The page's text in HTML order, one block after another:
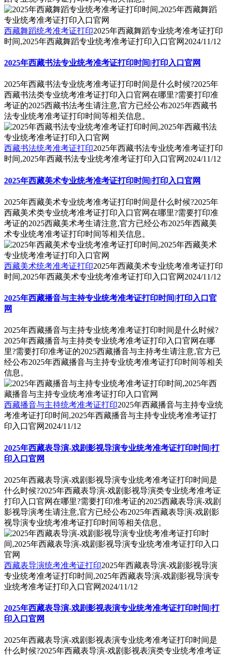
西藏舞蹈统考准考证打印2025年西藏舞蹈专业统考准考证打印
时间,2025年西藏舞蹈专业统考准考证打印入口官网 2024/11/12
2025年西藏书法专业统考准考证打印时间|打印入口官网
2025年西藏书法专业统考准考证打印时间是什么时候?2025年
西藏书法类专业统考准考证打印入口官网在哪里?需要打印准
考证的2025西藏书法考生请注意,官方已经公布2025年西藏书
法专业统考准考证打印时间等相关信息。
西藏书法统考准考证打印2025年西藏书法专业统考准考证打印
时间,2025年西藏书法专业统考准考证打印入口官网 2024/11/12
2025年西藏美术专业统考准考证打印时间|打印入口官网
2025年西藏美术专业统考准考证打印时间是什么时候?2025年
西藏美术类专业统考准考证打印入口官网在哪里?需要打印准
考证的2025西藏美术考生请注意,官方已经公布2025年西藏美
术专业统考准考证打印时间等相关信息。
西藏美术统考准考证打印2025年西藏美术专业统考准考证打印
时间,2025年西藏美术专业统考准考证打印入口官网 2024/11/12
2025年西藏播音与主持专业统考准考证打印时间|打印入口官
网
2025年西藏播音与主持专业统考准考证打印时间是什么时候?
2025年西藏播音与主持类专业统考准考证打印入口官网在哪
里?需要打印准考证的2025西藏播音与主持考生请注意,官方已
经公布2025年西藏播音与主持专业统考准考证打印时间等相关
信息。
西藏播音与主持统考准考证打印2025年西藏播音与主持专业统
考准考证打印时间,2025年西藏播音与主持专业统考准考证打
印入口官网 2024/11/12
2025年西藏表导演-戏剧影视导演专业统考准考证打印时间|打
印入口官网
2025年西藏表导演-戏剧影视导演专业统考准考证打印时间是
什么时候?2025年西藏表导演-戏剧影视导演类专业统考准考证
打印入口官网在哪里?需要打印准考证的2025西藏表导演-戏剧
影视导演考生请注意,官方已经公布2025年西藏表导演-戏剧影
视导演专业统考准考证打印时间等相关信息。
西藏表导演统考准考证打印2025年西藏表导演-戏剧影视导演
专业统考准考证打印时间,2025年西藏表导演-戏剧影视导演专
业统考准考证打印入口官网 2024/11/12
2025年西藏表导演-戏剧影视表演专业统考准考证打印时间|打
印入口官网
2025年西藏表导演-戏剧影视表演专业统考准考证打印时间是
什么时候?2025年西藏表导演-戏剧影视表演类专业统考准考证